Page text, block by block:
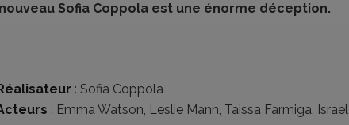
Sofia Coppola est une énorme déception.
: Sofia Coppola
: Emma Watson, Leslie Mann, Taissa Farmiga, Israel